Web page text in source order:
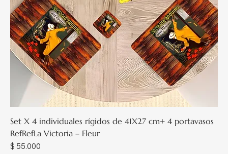
Set X 4 individuales rígidos de 41X27 cm+ 4 portavasos
RefRefLa Victoria – Fleur
Precio
$ 55.000